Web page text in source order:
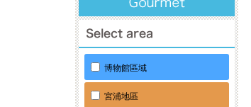
博物館區域
宮浦地區